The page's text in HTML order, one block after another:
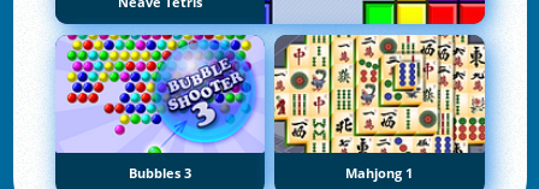
Bubbles 3 Mahjong 1